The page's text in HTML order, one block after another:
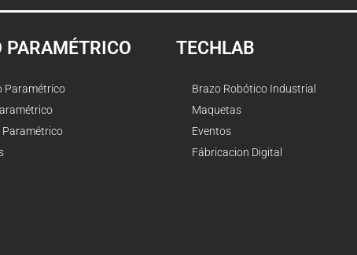
PARAMÉTRICO
Paramétrico
TECHLAB
Brazo Robótico Industrial
Maquetas
Eventos
Fábricacion Digital